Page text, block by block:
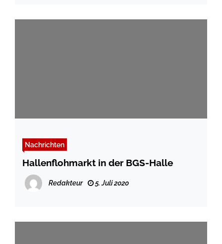
Nachrichten
Hallenflohmarkt in der BGS-Halle
Redakteur 5. Juli 2020